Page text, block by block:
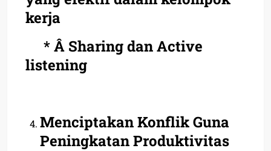
kerja
* Â Sharing dan Active
listening
Menciptakan Konflik Guna
Peningkatan Produktivitas